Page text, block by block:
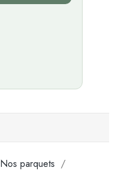
Nos parquets